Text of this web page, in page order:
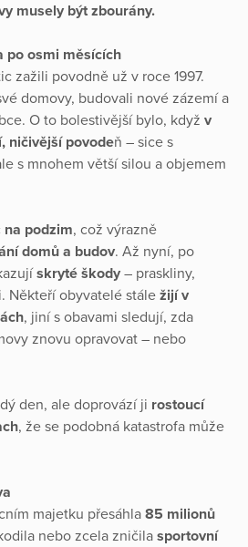
musely být zbourány.
po osmi měsících
zažili povodně už v roce 1997.
domovy, budovali nové zázemí a
O to bolestivější bylo, když v
ničivější povodeň – sice s
s mnohem větší silou a objemem
na podzim, což výrazně
domů a budov. Až nyní, po
skryté škody – praskliny,
Někteří obyvatelé stále žijí v
, jiní s obavami sledují, zda
znovu opravovat – nebo
den, ale doprovází ji rostoucí
, že se podobná katastrofa může
majetku přesáhla 85 milionů
nebo zcela zničila sportovní